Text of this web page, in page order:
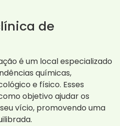
de
é um local especializado
químicas,
e físico. Esses
objetivo ajudar os
vício, promovendo uma